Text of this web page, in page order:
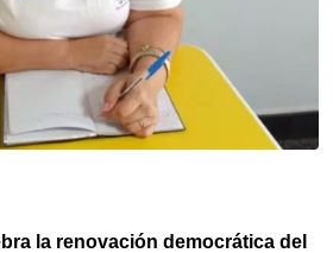
la renovación democrática del